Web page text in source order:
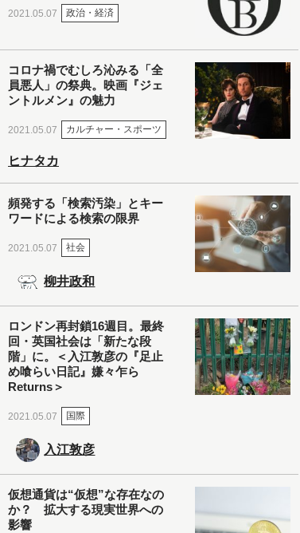
2021.05.07 政治・経済
コロナ禍でむしろ沁みる「全
員悪人」の祭典。映画『ジェ
ントルメン』の魅力
2021.05.07 カルチャー・スポーツ
ヒナタカ
頻発する「検索汚染」とキー
ワードによる検索の限界
2021.05.07 社会
柳井政和
ロンドン再封鎖16週目。最終
回・英国社会は「新たな段
階」に。＜入江敦彦の『足止
め喰らい日記』嫌々乍ら
Returns＞
2021.05.07 国際
入江敦彦
仮想通貨は“仮想”な存在なの
か？ 拡大する現実世界への
影響